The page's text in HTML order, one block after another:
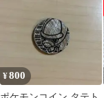
¥800